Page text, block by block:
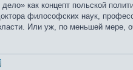
как концепт польской
философских наук,
Или уж, по меньшей мере,